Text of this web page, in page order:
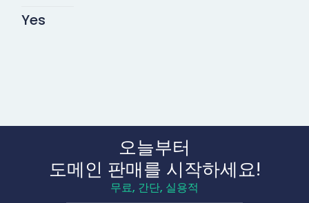
Yes
오늘부터
도메인 판매를 시작하세요!
무료, 간단, 실용적